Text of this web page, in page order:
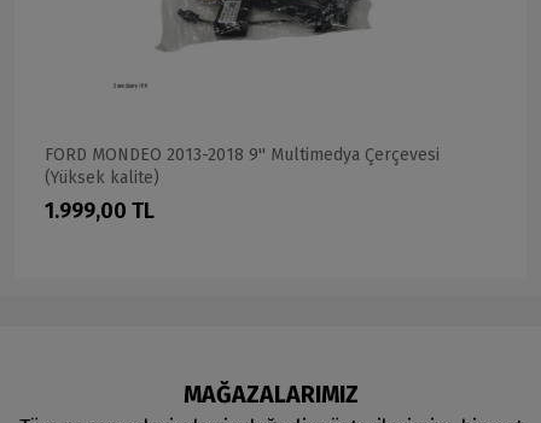
FORD MONDEO 2013-2018 9'' Multimedya Çerçevesi
(Yüksek kalite)
1.999,00 TL
MAĞAZALARIMIZ